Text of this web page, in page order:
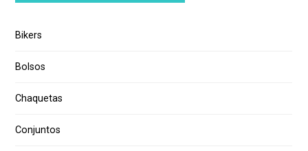
Bikers
Bolsos
Chaquetas
Conjuntos